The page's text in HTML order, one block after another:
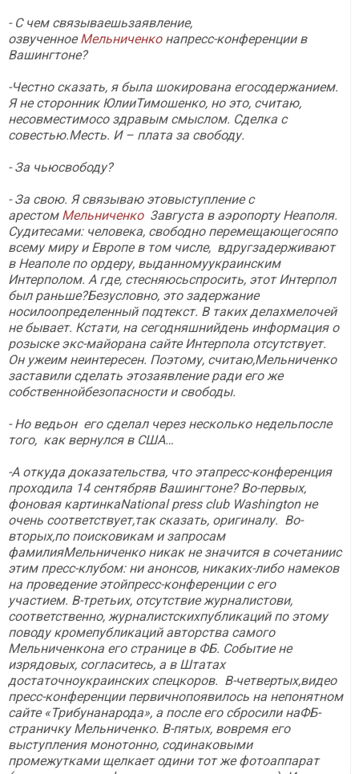
- С чем связываешьзаявление,
озвученноеМельниченконапресс-конференции в
Вашингтоне?
-Честно сказать, я была шокирована егосодержанием.
Я не сторонник ЮлииТимошенко, но это, считаю,
несовместимосо здравым смыслом. Сделка с
совестью.Месть. И – плата за свободу.
- За чьюсвободу?
- За свою. Я связываю этовыступление с
арестом Мельниченко3августа в аэропорту Неаполя.
Судитесами: человека, свободно перемещающегосяпо
всему миру и Европе в том числе, вдругзадерживают
в Неаполе по ордеру, выданномуукраинским
Интерполом. А где, стесняюсьспросить, этот Интерпол
был раньше?Безусловно, это задержание
носилоопределенный подтекст. В таких делахмелочей
не бывает. Кстати, на сегодняшнийдень информация о
розыске экс-майорана сайте Интерпола отсутствует.
Он ужеим неинтересен. Поэтому, считаю,Мельниченко
заставили сделать этозаявление ради его же
собственнойбезопасности и свободы.
- Но ведьон его сделал через несколько недельпосле
того, как вернулся в США…
-А откуда доказательства, что этапресс-конференция
проходила 14 сентябряв Вашингтоне? Во-первых,
фоновая картинкаNational press club Washington не
очень соответствует,так сказать, оригиналу. Во-
вторых,по поисковикам и запросам
фамилияМельниченко никак не значится в сочетаниис
этим пресс-клубом: ни анонсов, никаких-либо намеков
на проведение этойпресс-конференции с его
участием. В-третьих, отсутствие журналистови,
соответственно, журналистскихпубликаций по этому
поводу кромепубликаций авторства самого
Мельниченкона его странице в ФБ. Событие не
изрядовых, согласитесь, а в Штатах
достаточноукраинских спецкоров. В-четвертых,видео
пресс-конференции первичнопоявилось на непонятном
сайте «Трибунанарода», а после его сбросили наФБ-
страничку Мельниченко. В-пятых, вовремя его
выступления монотонно, содинаковыми
промежутками щелкает одини тот же фотоаппарат